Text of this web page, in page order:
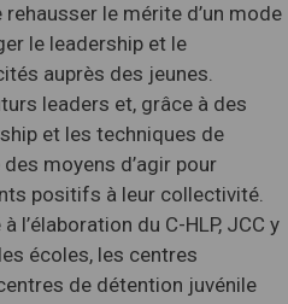
le mérite d’un mode
le leadership et le
auprès des jeunes.
leaders et, grâce à des
et les techniques de
moyens d’agir pour
positifs à leur collectivité.
l’élaboration du C-HLP, JCC y
écoles, les centres
de détention juvénile